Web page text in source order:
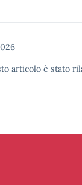
articolo è stato